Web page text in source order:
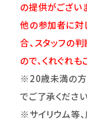
の提供がござい
他の参加者に対
合、スタッフの
ので、くれぐれも
※20歳未満の方
でご了承ください
※サイリウム等